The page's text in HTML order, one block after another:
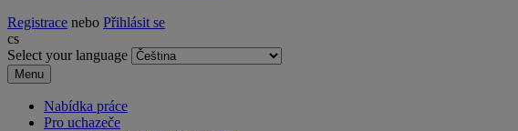
Registrace nebo Přihlásit se
cs
Select your language
Menu
Nabídka práce
Pro uchazeče